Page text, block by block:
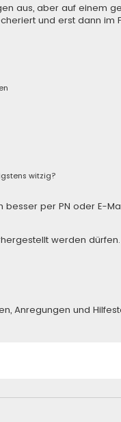
aus, aber auf einem
und erst dann im
witzig?
besser per PN oder E-
werden dürfen.
Anregungen und